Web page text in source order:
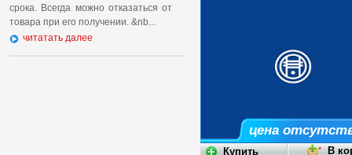
срока. Всегда можно отказаться от
товара при его получении. &nb...
читатать далее
цена